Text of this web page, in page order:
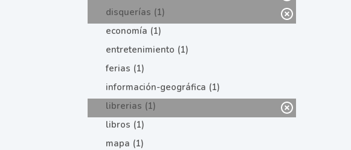
disquerías (1)
economía (1)
entretenimiento (1)
ferias (1)
información-geográfica (1)
librerias (1)
libros (1)
mapa (1)